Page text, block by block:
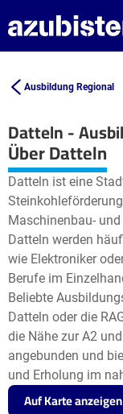
Ausbildung Regional
Datteln -
+
−
Über Datteln
Datteln ist eine
Maschinenbau-
Datteln werden
wie Elektroniker
Berufe im
Beliebte
Datteln oder die
die Nähe zur A2
angebunden und
und Erholung im
Auf Karte anzeigen